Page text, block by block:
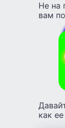
Не на
вам
как